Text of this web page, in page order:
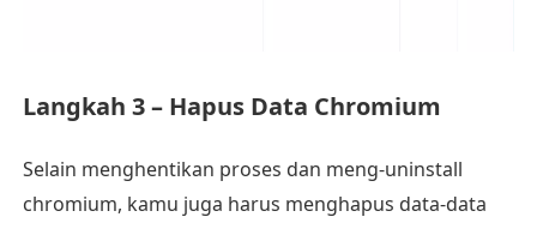
Langkah 3 – Hapus Data Chromium
Selain menghentikan proses dan meng-uninstall
chromium, kamu juga harus menghapus data-data